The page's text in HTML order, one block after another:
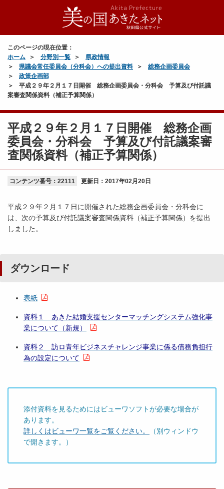
このページの現在位置：
ホーム
分野別一覧
県政情報
県議会常任委員会（分科会）への提出資料
総務企画委員会
政策企画部
平成２９年２月１７日開催 総務企画委員会・分科会 予算及び付託議
案審査関係資料（補正予算関係）
平成２９年２月１７日開催 総務企画
委員会・分科会 予算及び付託議案審
査関係資料（補正予算関係）
コンテンツ番号：22111 更新日： 2017年02月20日
平成２９年２月１７日に開催された総務企画委員会・分科会に
は、次の予算及び付託議案審査関係資料（補正予算関係）を提出
しました。
ダウンロード
表紙
資料１ あきた結婚支援センターマッチングシステム強化事
業について（新規）
資料２ 訪ロ青年ビジネスチャレンジ事業に係る債務負担行
為の設定について
添付資料を見るためにはビューワソフトが必要な場合が
あります。
詳しくはビューワ一覧をご覧ください。
（別ウィンドウ
で開きます。）